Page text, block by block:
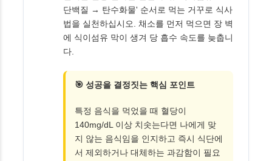
단백질 → 탄수화물' 순서로 먹는 거꾸로 식사
법을 실천하십시오. 채소를 먼저 먹으면 장 벽
에 식이섬유 막이 생겨 당 흡수 속도를 늦춥니
다.
🎯 성공을 결정짓는 핵심 포인트
특정 음식을 먹었을 때 혈당이
140mg/dL 이상 치솟는다면 나에게 맞
지 않는 음식임을 인지하고 즉시 식단에
서 제외하거나 대체하는 과감함이 필요